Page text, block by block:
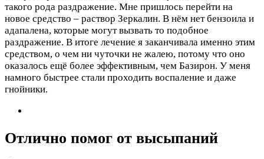
такого рода раздражение. Мне пришлось перейти на
новое средство – раствор Зеркалин. В нём нет бензоила и
адапалена, которые могут вызвать то подобное
раздражение. В итоге лечение я заканчивала именно этим
средством, о чем ни чуточки не жалею, потому что оно
оказалось ещё более эффективным, чем Базирон. У меня
намного быстрее стали проходить воспаление и даже
гнойники.
Отлично помог от высыпаний